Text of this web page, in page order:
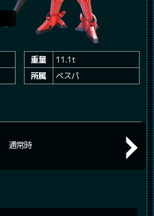
重量
11.1t
所属
ベスパ
通常時